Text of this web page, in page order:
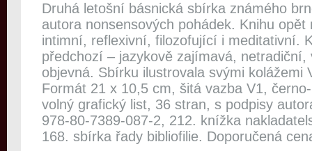
Druhá letošní básnická sbírka známého
autora nonsensových pohádek. Knihu
intimní, reflexivní, filozofující i meditativní.
předchozí – jazykově zajímavá,
objevná. Sbírku ilustrovala svými kolážemi
Formát 21 x 10,5 cm, šitá vazba V1,
volný grafický list, 36 stran, s podpisy
978-80-7389-087-2, 212. knížka
168. sbírka řady bibliofilie. Doporučená